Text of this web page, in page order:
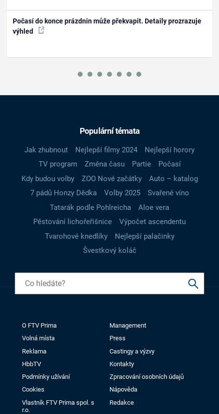
Počasí do konce prázdnin může překvapit. Detaily prozrazuje
výhled
Populární témata
Jak zhubnout Nejlepší filmy 2024
Nejlepší horory
TV program
Změna času Partie
Počasí
Kdy budou volby
ZOO Nové začátky
Auto – katalog
7 pádů Honzy Dědka
Volby 2025
Svařené víno
Tatarák podle Pohlreicha
Aloe vera
Pěstování lichořeřišnice
Výpočet ascendentu
Tvarohové knedlíky
Nejlepší palačinky
Švestkový koláč
O FTV Prima
Management
Volná místa
Press
Reklama
Castingy a výzvy
HbbTV
Kontakty
Podmínky užívání
Zpracování osobních údajů
Cookies
Nápověda
Vlastník FTV Prima spol. s
r.o.
Redakce